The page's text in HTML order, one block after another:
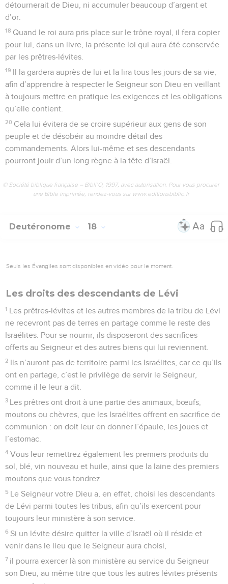
détournerait de Dieu, ni accumuler beaucoup d’argent et
d’or.
18 Quand le roi aura pris place sur le trône royal, il fera copier
pour lui, dans un livre, la présente loi qui aura été conservée
par les prêtres-lévites.
19 Il la gardera auprès de lui et la lira tous les jours de sa vie,
afin d’apprendre à respecter le Seigneur son Dieu en veillant
à toujours mettre en pratique les exigences et les obligations
qu’elle contient.
20 Cela lui évitera de se croire supérieur aux gens de son
peuple et de désobéir au moindre détail des
commandements. Alors lui-même et ses descendants
pourront jouir d’un long règne à la tête d’Israël.
© Société biblique française – Bibli’O, 1997, avec autorisation. Pour vous procurer
une Bible imprimée, rendez-vous sur www.editionsbiblio.fr
Deutéronome 18
Seuls les Évangiles sont disponibles en vidéo pour le moment.
Les droits des descendants de Lévi
1 Les prêtres-lévites et les autres membres de la tribu de Lévi
ne recevront pas de terres en partage comme le reste des
Israélites. Pour se nourrir, ils disposeront des sacrifices
offerts au Seigneur et des autres biens qui lui reviennent.
2 Ils n’auront pas de territoire parmi les Israélites, car ce qu’ils
ont en partage, c’est le privilège de servir le Seigneur,
comme il le leur a dit.
3 Les prêtres ont droit à une partie des animaux, bœufs,
moutons ou chèvres, que les Israélites offrent en sacrifice de
communion : on doit leur en donner l’épaule, les joues et
l’estomac.
4 Vous leur remettrez également les premiers produits du
sol, blé, vin nouveau et huile, ainsi que la laine des premiers
moutons que vous tondrez.
5 Le Seigneur votre Dieu a, en effet, choisi les descendants
de Lévi parmi toutes les tribus, afin qu’ils exercent pour
toujours leur ministère à son service.
6 Si un lévite désire quitter la ville d’Israël où il réside et
venir dans le lieu que le Seigneur aura choisi,
7 il pourra exercer là son ministère au service du Seigneur
son Dieu, au même titre que tous les autres lévites présents